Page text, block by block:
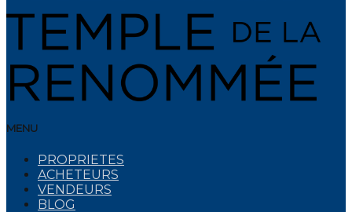
MENU
PROPRIETES
ACHETEURS
VENDEURS
BLOG